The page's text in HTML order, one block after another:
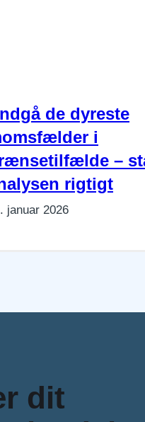
de dyreste
i
–
rigtigt
januar 2026
dit